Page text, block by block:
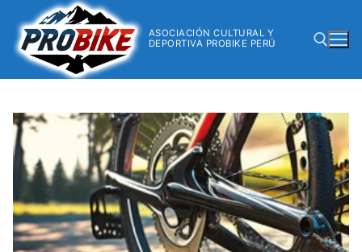
ASOCIACIÓN CULTURAL Y
DEPORTIVA PROBIKE PERÚ